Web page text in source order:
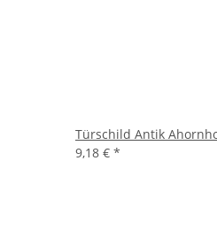
Türschild Antik
9,18 € *